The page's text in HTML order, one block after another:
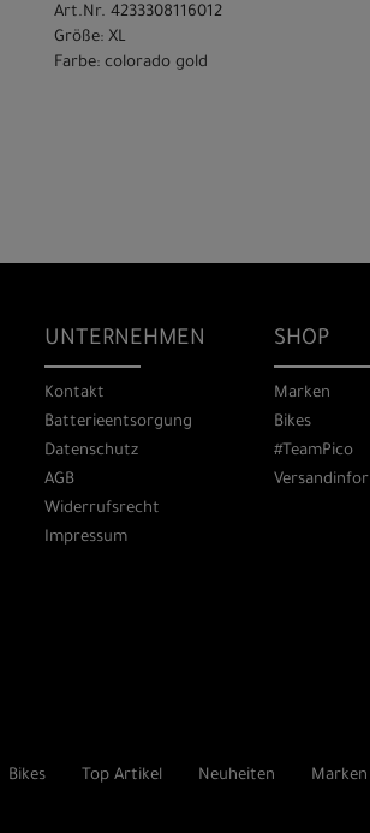
Art.Nr. 4233308116012
Größe: XL
Farbe: colorado gold
UNTERNEHMEN
Kontakt
Batterieentsorgung
Datenschutz
AGB
Widerrufsrecht
Impressum
SHOP
Marken
Bikes
#TeamPico
Bikes Top Artikel Neuheiten Marken